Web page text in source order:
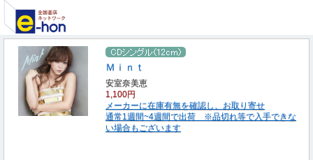
Ｍｉｎｔ
安室奈美恵
1,100円
メーカーに在庫有無を確認し、お取り寄せ
通常1週間~4週間で出荷 ※品切れ等で入手できな
い場合もございます